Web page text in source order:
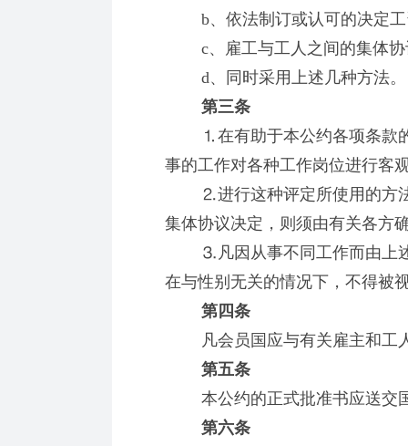
b、依法制订或认可的决定工
c、雇工与工人之间的集体协
d、同时采用上述几种方法。
第三条
⒈在有助于本公约各项条款的
事的工作对各种工作岗位进行客
⒉进行这种评定所使用的方法
集体协议决定，则须由有关各方
⒊凡因从事不同工作而由上述
在与性别无关的情况下，不得被
第四条
凡会员国应与有关雇主和工人
第五条
本公约的正式批准书应送交
第六条